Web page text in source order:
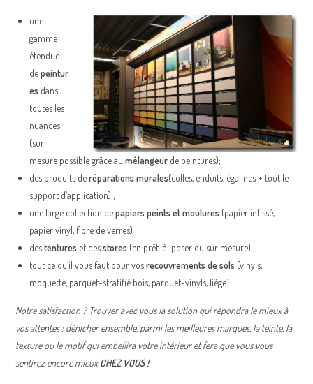
une
gamme
étendue
depeintur
es dans
toutes les
nuances
(sur
mesure possible grâce aumélangeur de peintures);
des produits deréparations murales(colles, enduits, égalines + tout le
support d’application) ;
une large collection depapiers peints et moulures (papier intissé,
papier vinyl, fibre de verres) ;
destentures et desstores (en prêt-à-poser ou sur mesure) ;
tout ce qu’il vous faut pour vosrecouvrements de sols (vinyls,
moquette, parquet-stratifié bois, parquet-vinyls, liège).
Notre satisfaction ? Trouver avec vous la solution qui répondra le mieux à
vos attentes : dénicher ensemble, parmi les meilleures marques, la teinte, la
texture ou le motif qui embellira votre intérieur et fera que vous vous
sentirez encore mieuxCHEZ VOUS !